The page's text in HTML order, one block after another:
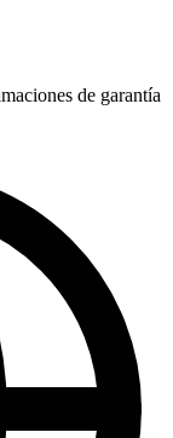
de garantía